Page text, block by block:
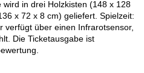
in drei Holzkisten (148 x 128
x 72 x 8 cm) geliefert. Spielzeit:
verfügt über einen Infrarotsensor,
Die Ticketausgabe ist